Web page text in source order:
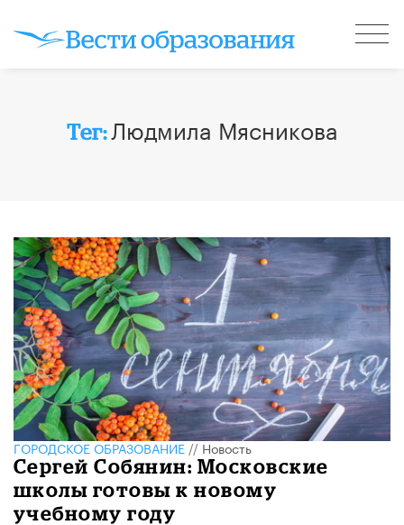
Тег: Людмила Мясникова
ГОРОДСКОЕ ОБРАЗОВАНИЕ//Новость
Сергей Собянин: Московские
школы готовы к новому
учебному году